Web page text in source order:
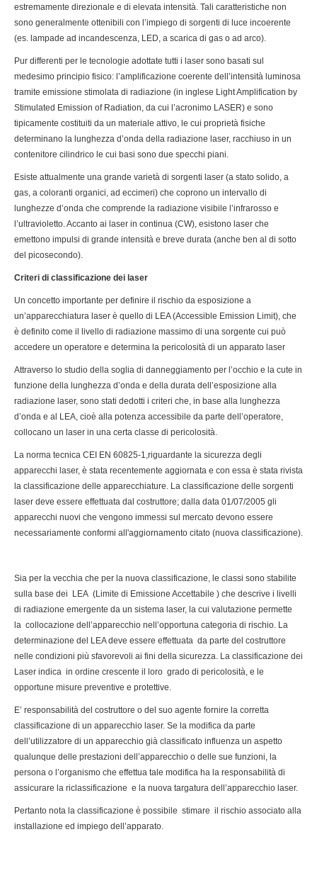
estremamente direzionale e di elevata intensità. Tali caratteristiche non
sono generalmente ottenibili con l’impiego di sorgenti di luce incoerente
(es. lampade ad incandescenza, LED, a scarica di gas o ad arco).
Pur differenti per le tecnologie adottate tutti i laser sono basati sul
medesimo principio fisico: l’amplificazione coerente dell’intensità luminosa
tramite emissione stimolata di radiazione (in inglese Light Amplification by
Stimulated Emission of Radiation, da cui l’acronimo LASER) e sono
tipicamente costituiti da un materiale attivo, le cui proprietà fisiche
determinano la lunghezza d’onda della radiazione laser, racchiuso in un
contenitore cilindrico le cui basi sono due specchi piani.
Esiste attualmente una grande varietà di sorgenti laser (a stato solido, a
gas, a coloranti organici, ad eccimeri) che coprono un intervallo di
lunghezze d’onda che comprende la radiazione visibile l’infrarosso e
l’ultravioletto. Accanto ai laser in continua (CW), esistono laser che
emettono impulsi di grande intensità e breve durata (anche ben al di sotto
del picosecondo).
Criteri di classificazione dei laser
Un concetto importante per definire il rischio da esposizione a
un’apparecchiatura laser è quello di LEA (Accessible Emission Limit), che
è definito come il livello di radiazione massimo di una sorgente cui può
accedere un operatore e determina la pericolosità di un apparato laser
Attraverso lo studio della soglia di danneggiamento per l’occhio e la cute in
funzione della lunghezza d’onda e della durata dell’esposizione alla
radiazione laser, sono stati dedotti i criteri che, in base alla lunghezza
d’onda e al LEA, cioè alla potenza accessibile da parte dell’operatore,
collocano un laser in una certa classe di pericolosità.
La norma tecnica CEI EN 60825-1,riguardante la sicurezza degli
apparecchi laser, è stata recentemente aggiornata e con essa è stata rivista
la classificazione delle apparecchiature. La classificazione delle sorgenti
laser deve essere effettuata dal costruttore; dalla data 01/07/2005 gli
apparecchi nuovi che vengono immessi sul mercato devono essere
necessariamente conformi all'aggiornamento citato (nuova classificazione).
Sia per la vecchia che per la nuova classificazione, le classi sono stabilite
sulla base dei LEA (Limite di Emissione Accettabile ) che descrive i livelli
di radiazione emergente da un sistema laser, la cui valutazione permette
la collocazione dell’apparecchio nell’opportuna categoria di rischio. La
determinazione del LEA deve essere effettuata da parte del costruttore
nelle condizioni più sfavorevoli ai fini della sicurezza. La classificazione dei
Laser indica in ordine crescente il loro grado di pericolosità, e le
opportune misure preventive e protettive.
E’ responsabilità del costruttore o del suo agente fornire la corretta
classificazione di un apparecchio laser. Se la modifica da parte
dell’utilizzatore di un apparecchio già classificato influenza un aspetto
qualunque delle prestazioni dell’apparecchio o delle sue funzioni, la
persona o l’organismo che effettua tale modifica ha la responsabilità di
assicurare la riclassificazione e la nuova targatura dell’apparecchio laser.
Pertanto nota la classificazione è possibile stimare il rischio associato alla
installazione ed impiego dell’apparato.